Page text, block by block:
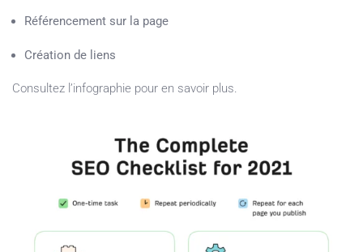
Référencement sur la page
Création de liens
Consultez l’infographie pour en savoir plus.